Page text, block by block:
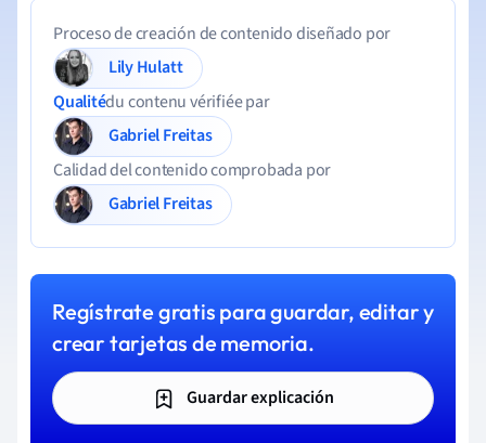
Proceso de creación de contenido diseñado por
Lily Hulatt
Qualitédu contenu vérifiée par
Gabriel Freitas
Calidad del contenido comprobada por
Gabriel Freitas
Regístrate gratis para guardar, editar y
crear tarjetas de memoria.
Guardar explicación